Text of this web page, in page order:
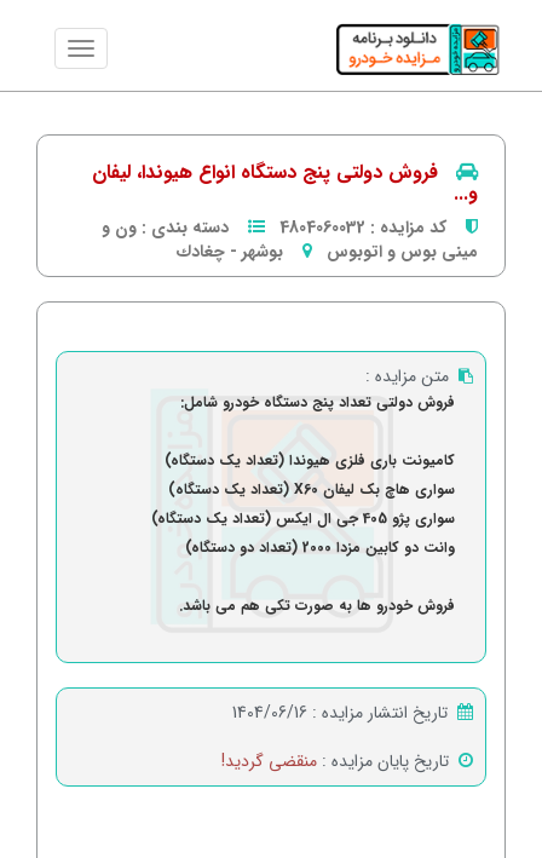
فروش دولتی پنج دستگاه انواع هیوندا، لیفان
و...
کد مزایده : 4804060032 دسته بندی : ون و
مینی بوس و اتوبوس
بوشهر - چغادك
متن مزایده :
فروش دولتی تعداد پنج دستگاه خودرو شامل:
کامیونت باری فلزی هیوندا (تعداد یک دستگاه)
سواری هاچ بک لیفان X60 (تعداد یک دستگاه)
سواری پژو 405 جی ال ایکس (تعداد یک دستگاه)
وانت دو کابین مزدا 2000 (تعداد دو دستگاه)
فروش خودرو ها به صورت تکی هم می باشد.
تاریخ انتشار مزایده : 1404/06/16
تاریخ پایان مزایده : منقضی گردید!